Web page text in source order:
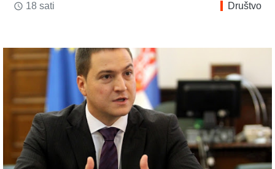
access_time 18 sati Društvo